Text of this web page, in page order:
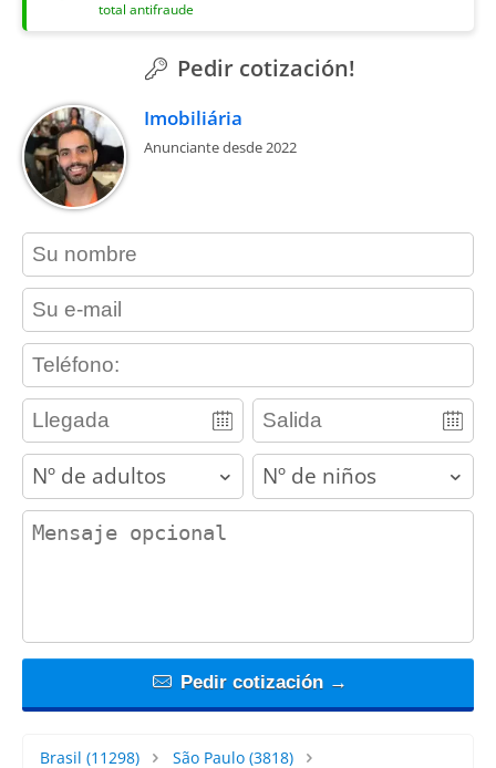
total antifraude
Pedir cotización!
Imobiliária
Anunciante desde 2022
contact_name
contact_email
contact_phone
adults children
contact_message
Pedir cotización →
Brasil (11298) São Paulo(3818)